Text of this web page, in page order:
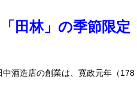
田林」の季節限定
酒造店の創業は、寛政元年（178